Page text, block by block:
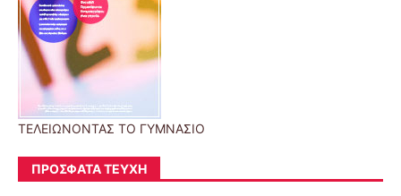
ΤΕΛΕΙΩΝΟΝΤΑΣ ΤΟ ΓΥΜΝΑΣΙΟ
ΠΡΌΣΦΑΤΑ ΤΕΎΧΗ